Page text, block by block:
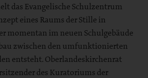
das Evangelische Schulzentrum
eines Raums der Stille in
momentan im neuen Schulgebäude
zwischen den umfunktionierten
entsteht. Oberlandeskirchenrat
des Kuratoriums der